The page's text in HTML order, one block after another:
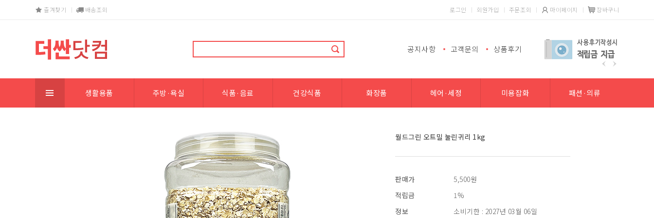
즐겨찾기 배송조회 로그인 회원가입 주문조회 마이페이지 장바구니
공지사항 고객문의 상품후기
생활용품 주방·욕실 식품·음료 건강식품 화장품 헤어·세정 미용잡화 패션·의류
월드그린 오트밀 눌린귀리 1kg
판매가 5,500원
적립금
1%
정보
소비기한 : 2027년 03월 06일